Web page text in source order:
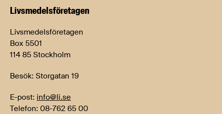
Livsmedels­företagen
Livsmedelsföretagen
Box 5501
114 85 Stockholm
Besök: Storgatan 19
E-post: info@li.se
Telefon: 08-762 65 00